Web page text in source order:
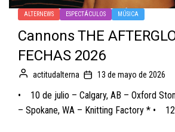
ALTERNEWS ESPECTÁCULOS MÚSICA
Cannons THE
FECHAS 2026
actitudalterna 13 de mayo de 2026
• 10 de julio – Calgary, AB – Oxford
– Spokane, WA – Knitting Factory * •